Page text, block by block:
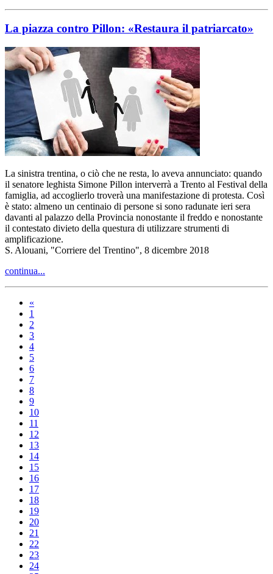
La piazza contro Pillon: «Restaura il patriarcato»
La sinistra trentina, o ciò che ne resta, lo aveva annunciato: quando
il senatore leghista Simone Pillon interverrà a Trento al Festival della
famiglia, ad accoglierlo troverà una manifestazione di protesta. Così
è stato: almeno un centinaio di persone si sono radunate ieri sera
davanti al palazzo della Provincia nonostante il freddo e nonostante
il contestato divieto della questura di utilizzare strumenti di
amplificazione.
S. Alouani, "Corriere del Trentino", 8 dicembre 2018
continua...
«
1
2
3
4
5
6
7
8
9
10
11
12
13
14
15
16
17
18
19
20
21
22
23
24